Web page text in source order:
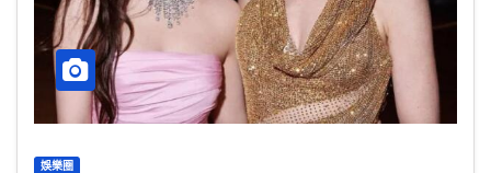
娛樂圈